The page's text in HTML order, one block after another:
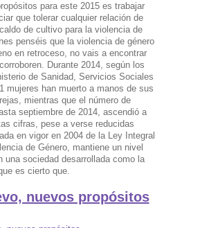
para este 2015 es trabajar
que tolerar cualquier relación de
de cultivo para la violencia de
penséis que la violencia de género
en retroceso, no vais a encontrar
Durante 2014, según los
de Sanidad, Servicios Sociales
mujeres han muerto a manos de sus
mientras que el número de
septiembre de 2014, ascendió a
cifras, pese a verse reducidas
en vigor en 2004 de la Ley Integral
de Género, mantiene un nivel
una sociedad desarrollada como la
es cierto que.
nuevos propósitos